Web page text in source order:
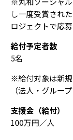
し一度受賞され
ロジェクトで応
給付予定者数
5名
※給付対象は新
（法人・グルー
支援金（給付）
100万円／人